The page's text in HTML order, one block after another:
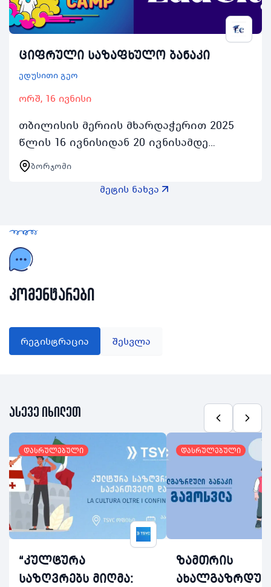
ციფრული საზაფხულო ბანაკი
ედუსითი გეო
ორშ, 16 ივნისი
თბილისის მერიის მხარდაჭერით 2025
წლის 16 ივნისიდან 20 ივნისამდე
ბორჯომში ტარდება ციფრული
საზაფხულო ბანაკი რომელიც
ორგანიზებულია სასწავლო ცენტრ
ბორჯომი
მეტის ნახვა
კომენტარები
რეგისტრაცია შესვლა
ასევე იხილეთ
დასრულებული
“კულტურა
საზღვრებს მიღმა:
დასრულებული
ზამთრის